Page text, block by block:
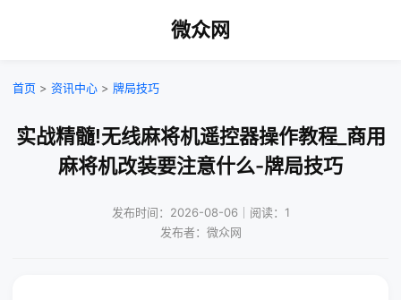
微众网
首页 > 资讯中心 > 牌局技巧
实战精髓!无线麻将机遥控器操作教程_商用
麻将机改装要注意什么-牌局技巧
发布时间：2026-08-06｜阅读：1
发布者：微众网